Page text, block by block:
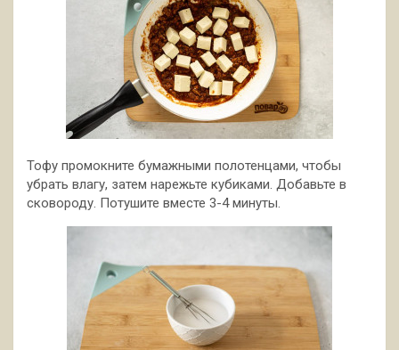
Тофу промокните бумажными полотенцами, чтобы
убрать влагу, затем нарежьте кубиками. Добавьте в
сковороду. Потушите вместе 3-4 минуты.